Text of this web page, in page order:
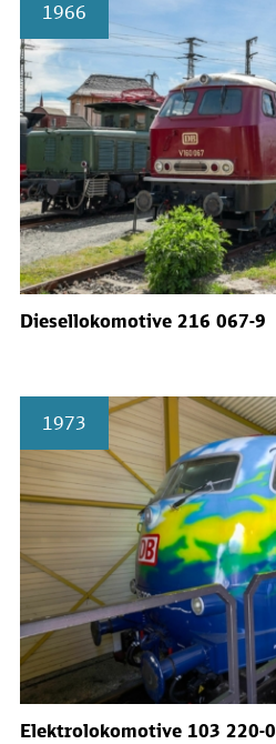
1966
Diesellokomotive 216 067-9
1973
Elektrolokomotive 103 220-0